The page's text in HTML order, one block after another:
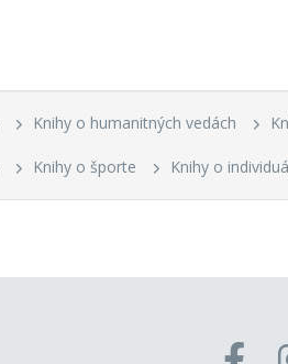
Knihy o humanitných vedách
Knihy o športe Knihy o